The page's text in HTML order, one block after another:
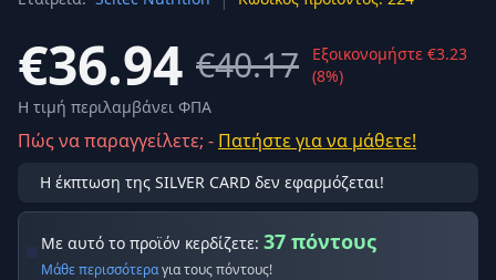
€36.94 €40.17
Εξοικονομήστε €3.23
(8%)
Η τιμή περιλαμβάνει ΦΠΑ
Πώς να παραγγείλετε; - Πατήστε για να μάθετε!
Η έκπτωση της SILVER CARD δεν εφαρμόζεται!
Με αυτό το προϊόν κερδίζετε: 37 πόντους
Μάθε περισσότεραγια τους πόντους!